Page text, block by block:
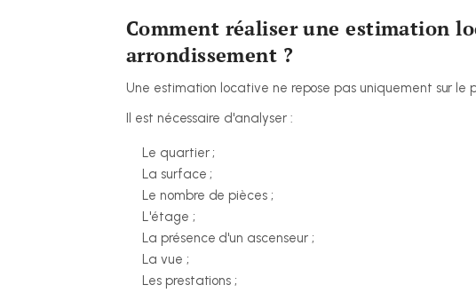
Comment réaliser une estimation
arrondissement ?
Une estimation locative ne repose pas uniquement sur le
Il est nécessaire d'analyser :
Le quartier ;
La surface ;
Le nombre de pièces ;
L'étage ;
La présence d'un ascenseur ;
La vue ;
Les prestations ;